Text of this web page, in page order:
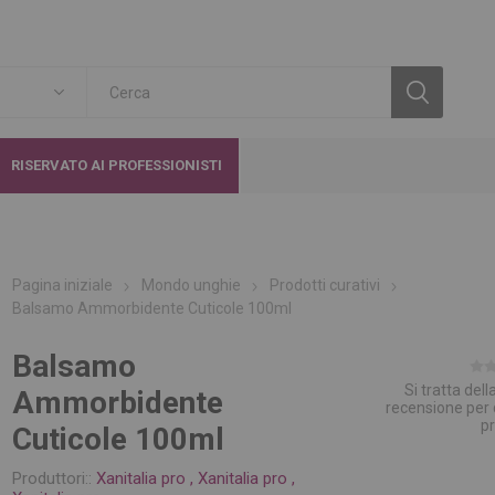
RISERVATO AI PROFESSIONISTI
Pagina iniziale Mondo unghie
Prodotti curativi
Balsamo Ammorbidente Cuticole 100ml
Balsamo
Ammorbidente
Cuticole 100ml
Produttori:: Xanitalia pro , Xanitalia pro ,
Si tratta
recensione per